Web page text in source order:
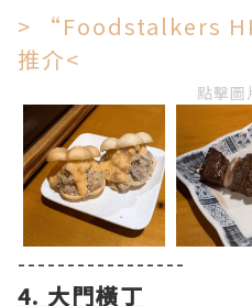
> “Foodstalkers
推介<
點擊圖
-----------------
4. 大門橫丁